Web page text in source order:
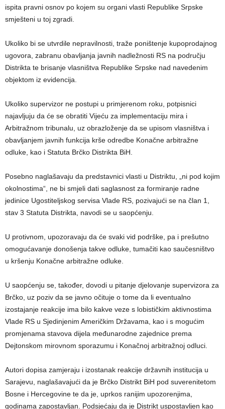
ispita pravni osnov po kojem su organi vlasti Republike Srpske
smješteni u toj zgradi.
Ukoliko bi se utvrdile nepravilnosti, traže poništenje kupoprodajnog
ugovora, zabranu obavljanja javnih nadležnosti RS na području
Distrikta te brisanje vlasništva Republike Srpske nad navedenim
objektom iz evidencija.
Ukoliko supervizor ne postupi u primjerenom roku, potpisnici
najavljuju da će se obratiti Vijeću za implementaciju mira i
Arbitražnom tribunalu, uz obrazloženje da se upisom vlasništva i
obavljanjem javnih funkcija krše odredbe Konačne arbitražne
odluke, kao i Statuta Brčko Distrikta BiH.
Posebno naglašavaju da predstavnici vlasti u Distriktu, „ni pod kojim
okolnostima“, ne bi smjeli dati saglasnost za formiranje radne
jedinice Ugostiteljskog servisa Vlade RS, pozivajući se na član 1,
stav 3 Statuta Distrikta, navodi se u saopćenju.
U protivnom, upozoravaju da će svaki vid podrške, pa i prešutno
omogućavanje donošenja takve odluke, tumačiti kao saučesništvo
u kršenju Konačne arbitražne odluke.
U saopćenju se, također, dovodi u pitanje djelovanje supervizora za
Brčko, uz poziv da se javno očituje o tome da li eventualno
izostajanje reakcije ima bilo kakve veze s lobističkim aktivnostima
Vlade RS u Sjedinjenim Američkim Državama, kao i s mogućim
promjenama stavova dijela međunarodne zajednice prema
Dejtonskom mirovnom sporazumu i Konačnoj arbitražnoj odluci.
Autori dopisa zamjeraju i izostanak reakcije državnih institucija u
Sarajevu, naglašavajući da je Brčko Distrikt BiH pod suverenitetom
Bosne i Hercegovine te da je, uprkos ranijim upozorenjima,
godinama zapostavljan. Podsjećaju da je Distrikt uspostavljen kao